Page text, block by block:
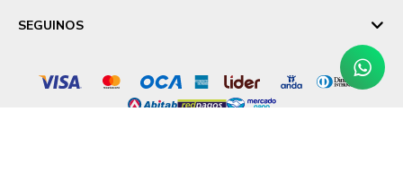
SEGUINOS